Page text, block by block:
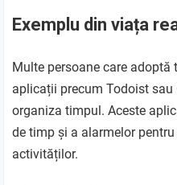
Exemplu din viața
Multe persoane care
aplicații precum Todoist sau
organiza timpul. Aceste
de timp și a alarmelor
activităților.